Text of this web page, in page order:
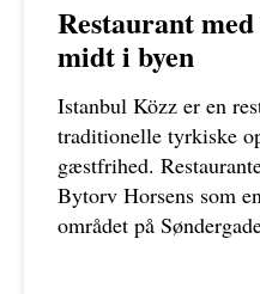
Restaurant
midt i byen
Istanbul Közz er en
traditionelle tyrkiske
gæstfrihed.
Bytorv Horsens som
området på